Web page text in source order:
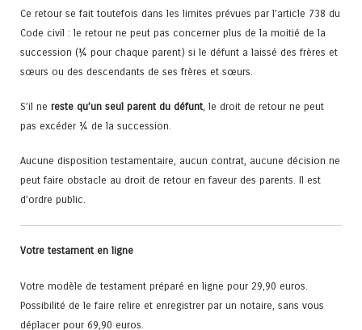
Ce retour se fait toutefois dans les limites prévues par l’article 738 du
Code civil : le retour ne peut pas concerner plus de la moitié de la
succession (¼ pour chaque parent) si le défunt a laissé des frères et
sœurs ou des descendants de ses frères et sœurs.
S’il ne reste qu’un seul parent du défunt , le droit de retour ne peut
pas excéder ¼ de la succession.
Aucune disposition testamentaire, aucun contrat, aucune décision ne
peut faire obstacle au droit de retour en faveur des parents. Il est
d’ordre public.
Votre testament en ligne
Votre modèle de testament préparé en ligne pour 29,90 euros.
Possibilité de le faire relire et enregistrer par un notaire, sans vous
déplacer pour 69,90 euros.